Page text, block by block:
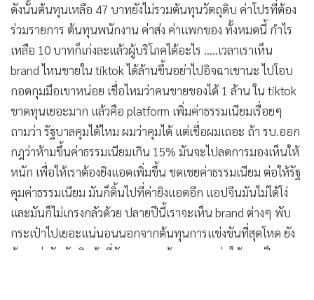
ดังนั้นต้นทุนเหลือ 47 บาทยังไม่รวมต้นทุนวัตถุดิบ ค่าโปรที่ต้อง
ร่วมรายการ ต้นทุนพนักงาน ค่าส่ง ค่าแพกของ ทั้งหมดนี้ กำไร
เหลือ 10 บาทก็เก่งละแล้วผู้บริโภคได้อะไร .....เวลาเราเห็น
brand ไหนขายใน tiktok ได้ล้านขึ้นอย่าไปอิจฉาเขานะ ไปโอบ
กอดกุมมือเขาหน่อย เชื่อไหมว่าคนขายของได้ 1 ล้าน ใน tiktok
ขาดทุนเยอะมาก แล้วคือ platform เพิ่มค่าธรรมเนียมเรื่อยๆ
ถามว่า รัฐบาลคุมได้ไหม ผมว่าคุมได้ แต่เชื่อผมเถอะ ถ้า รบ.ออก
กฎว่าห้ามขึ้นค่าธรรมเนียมเกิน 15% มันจะไปลดการมองเห็นให้
หนัก เพื่อให้เราต้องยิงแอดเพิ่มขึ้น ชดเชยค่าธรรมเนียม ต่อให้รัฐ
คุมค่าธรรมเนียม มันก็ดิ้นไปที่ค่ายิงแอดอีก แอปจีนมันไม่ได้โง่
และมันก็ไม่เกรงกลัวด้วย ปลายปีนี้เราจะเห็น brand ต่างๆ พับ
กระเป๋าไปเยอะแน่นอนนอกจากต้นทุนการแข่งขันที่สุดโหด ยัง
ต้องแข่งขันกับสินค้าที่ตัดราคาเราด้วย เพราะต่อให้คุณเป็น